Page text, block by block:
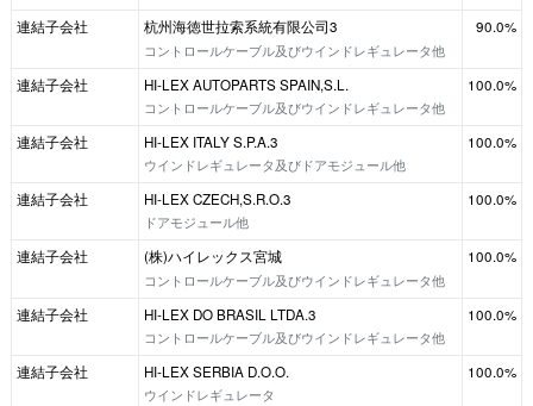
連結子会社
杭州海徳世拉索系統有限公司3
コントロールケーブル及びウインドレギュレータ他
90.0%
連結子会社
HI-LEX AUTOPARTS SPAIN,S.L.
コントロールケーブル及びウインドレギュレータ他
100.0%
連結子会社
HI-LEX ITALY S.P.A.3
ウインドレギュレータ及びドアモジュール他
100.0%
連結子会社
HI-LEX CZECH,S.R.O.3
ドアモジュール他
100.0%
連結子会社
(株)ハイレックス宮城
コントロールケーブル及びウインドレギュレータ他
100.0%
連結子会社
HI-LEX DO BRASIL LTDA.3
コントロールケーブル及びウインドレギュレータ他
100.0%
連結子会社
HI-LEX SERBIA D.O.O.
ウインドレギュレータ
100.0%